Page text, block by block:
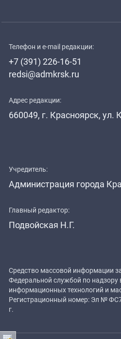
Телефон и e-mail редакции:
+7 (391) 226-16-51
redsi@admkrsk.ru
Адрес редакции:
660049, г. Красноярск, ул.
Учредитель:
Администрация города
Главный редактор:
Подвойская Н.Г.
Средство массовой информации
Федеральной службой по надзору
информационных технологий и
Регистрационный номер: Эл №
г.